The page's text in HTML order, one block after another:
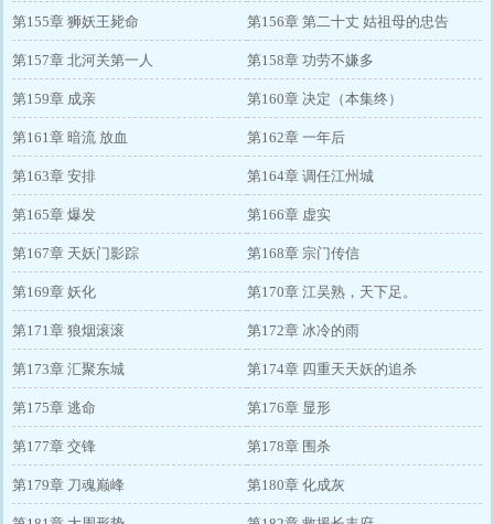
第155章 狮妖王毙命 第156章 第二十丈 姑祖母的忠告
第157章 北河关第一人 第158章 功劳不嫌多
第159章 成亲 第160章 决定（本集终）
第161章 暗流 放血 第162章 一年后
第163章 安排 第164章 调任江州城
第165章 爆发 第166章 虚实
第167章 天妖门影踪 第168章 宗门传信
第169章 妖化 第170章 江吴熟，天下足。
第171章 狼烟滚滚 第172章 冰冷的雨
第173章 汇聚东城 第174章 四重天天妖的追杀
第175章 逃命 第176章 显形
第177章 交锋 第178章 围杀
第179章 刀魂巅峰 第180章 化成灰